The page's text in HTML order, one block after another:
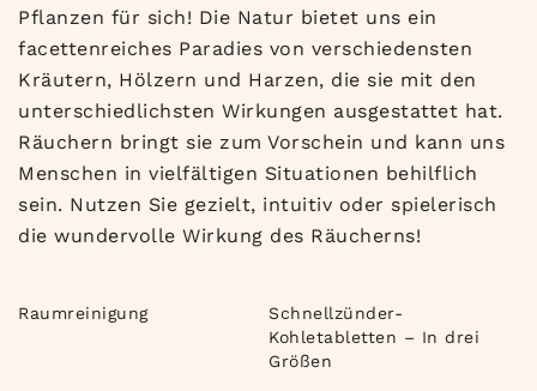
Pflanzen für sich! Die Natur bietet uns ein
facettenreiches Paradies von verschiedensten
Kräutern, Hölzern und Harzen, die sie mit den
unterschiedlichsten Wirkungen ausgestattet hat.
Räuchern bringt sie zum Vorschein und kann uns
Menschen in vielfältigen Situationen behilflich
sein. Nutzen Sie gezielt, intuitiv oder spielerisch
die wundervolle Wirkung des Räucherns!
Raumreinigung
Schnellzünder-
Kohletabletten – In drei
Größen